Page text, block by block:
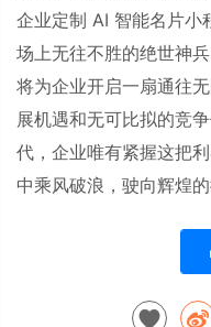
企业定制 AI 智能名片小
场上无往不胜的绝世神
将为企业开启一扇通往
展机遇和无可比拟的竞
代，企业唯有紧握这把
中乘风破浪，驶向辉煌的